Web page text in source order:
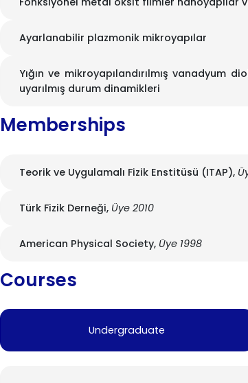
Ayarlanabilir plazmonik mikroyapılar
Yığın ve mikroyapılandırılmış
uyarılmış durum dinamikleri
Memberships
Teorik ve Uygulamalı Fizik Enstitüsü (ITAP),
Türk Fizik Derneği, Üye 2010
American Physical Society, Üye 1998
Courses
Undergraduate